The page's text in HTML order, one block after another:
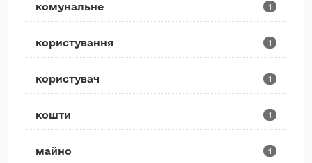
комунальне 1
користування 1
користувач 1
кошти 1
майно 1